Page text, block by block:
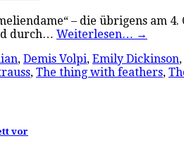
– die übrigens am
durch… Weiterlesen… →
, Demis Volpi, Emily Dickinson,
, The thing with feathers,
vor